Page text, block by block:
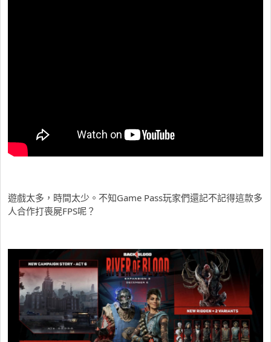
遊戲太多，時間太少。不知Game Pass玩家們還記不記得這款多
人合作打喪屍FPS呢？